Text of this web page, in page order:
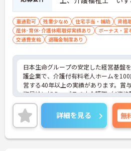
宅手当など各種手当が充実しています
・残業は月平均4.3時間と業界水準を大
おり、有給休暇取得実績14日と休みも
境です
・年間休日111日以上・シフトは柔軟に
いる職場です
・インカム導入によりスタッフ間のフ
絡・情報共有が可能、また、睡眠セン
サ等IoT機器を活用し、業務効率化と質
両立しています
・従業員満足度調査を定期実施し、ス
制度に反映する文化があります
・エリアマネージャー・社長が定期的
り、スタッフと直接意見交換をしてい
【育児・家庭との両立を本気でサポー
車通勤可 残業少なめ 住宅手当・補助
資格
産休･育休･介護休暇取得実績あり
ボーナス・賞
交通費支給
退職金制度あり
日本生命グループの安定した経営基盤
護企業で、介護付有料老人ホームを
営する40年以上の実績があります。賞
期昇給に加え、プラチナ介護職（4資格
定されると月38,000円の手当が加算さ
収入に直結する仕組みが整っています。
1日以上・残業月平均4.3時間と働きや
得率100%・育児短時間勤務（小学4年
給取得実績14日と、家庭との両立を長
詳細を見る 無